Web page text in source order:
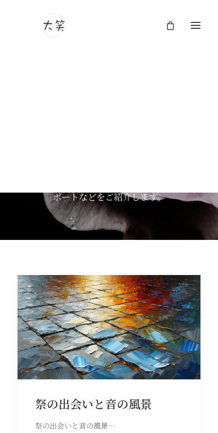
ポートなどをご紹介します。
祭の出会いと音の風景
祭の出会いと音の風景…